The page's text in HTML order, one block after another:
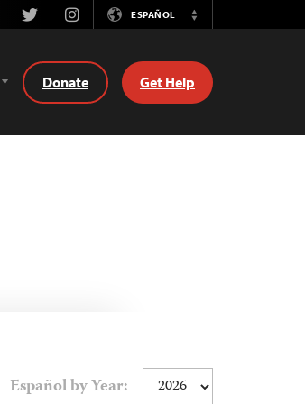
TwitterInstagramESPAÑOL
Switch
Donate Get Help
Español by Year: